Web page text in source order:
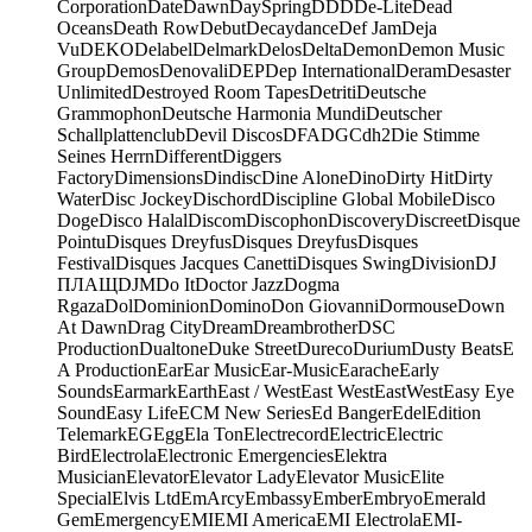
CorporationDateDawnDaySpringDDDDe-LiteDead
OceansDeath RowDebutDecaydanceDef JamDeja
VuDEKODelabelDelmarkDelosDeltaDemonDemon Music
GroupDemosDenovaliDEPDep InternationalDeramDesaster
UnlimitedDestroyed Room TapesDetritiDeutsche
GrammophonDeutsche Harmonia MundiDeutscher
SchallplattenclubDevil DiscosDFADGCdh2Die Stimme
Seines HerrnDifferentDiggers
FactoryDimensionsDindiscDine AloneDinoDirty HitDirty
WaterDisc JockeyDischordDiscipline Global MobileDisco
DogeDisco HalalDiscomDiscophonDiscoveryDiscreetDisque
PointuDisques DreyfusDisques DreyfusDisques
FestivalDisques Jacques CanettiDisques SwingDivisionDJ
ПЛАЩDJMDo ItDoctor JazzDogma
RgazaDolDominionDominoDon GiovanniDormouseDown
At DawnDrag CityDreamDreambrotherDSC
ProductionDualtoneDuke StreetDurecoDuriumDusty BeatsE
A ProductionEarEar MusicEar-MusicEaracheEarly
SoundsEarmarkEarthEast / WestEast WestEastWestEasy Eye
SoundEasy LifeECM New SeriesEd BangerEdelEdition
TelemarkEGEggEla TonElectrecordElectricElectric
BirdElectrolaElectronic EmergenciesElektra
MusicianElevatorElevator LadyElevator MusicElite
SpecialElvis LtdEmArcyEmbassyEmberEmbryoEmerald
GemEmergencyEMIEMI AmericaEMI ElectrolaEMI-